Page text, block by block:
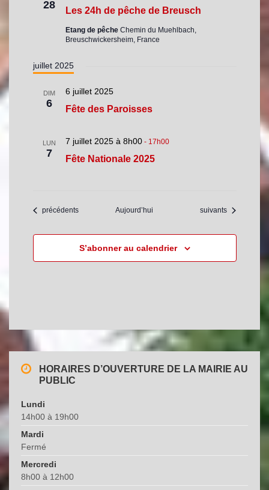
28 Les 24h de pêche de Breusch
Etang de pêche Chemin du Muehlbach,
Breuschwickersheim, France
juillet 2025
DIM
6 Fête des Paroisses
6 juillet 2025
LUN
7 Fête Nationale 2025
7 juillet 2025 à 8h00- 17h00
Évènements
précédents Aujourd’hui Évènements
suivants
S’abonner au calendrier
HORAIRES D’OUVERTURE DE LA MAIRIE AU
PUBLIC
Lundi
14h00 à 19h00
Mardi
Fermé
Mercredi
8h00 à 12h00